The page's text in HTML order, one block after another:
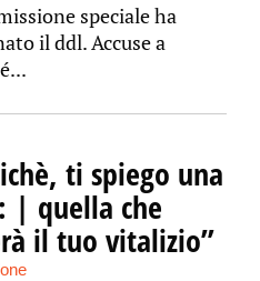
speciale ha
il ddl. Accuse a
ti spiego una
| quella che
il tuo vitalizio”